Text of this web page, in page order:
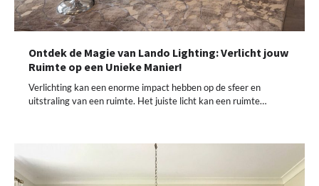
Ontdek de Magie van Lando Lighting: Verlicht jouw
Ruimte op een Unieke Manier!
Verlichting kan een enorme impact hebben op de sfeer en
uitstraling van een ruimte. Het juiste licht kan een ruimte…